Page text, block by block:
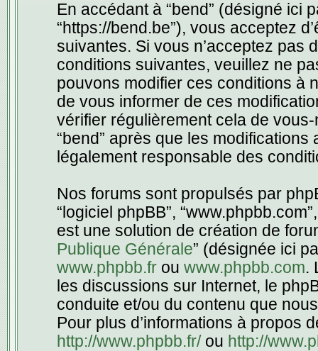
En accédant à “bend” (désigné ici
“https://bend.be”), vous acceptez
suivantes. Si vous n’acceptez pas
conditions suivantes, veuillez ne
pouvons modifier ces conditions à
de vous informer de ces
vérifier régulièrement cela de
“bend” après que les
légalement responsable des
Nos forums sont propulsés par
“logiciel phpBB”,
est une solution de création de
Publique Générale” (désignée ici
www.phpbb.frou www.phpbb.com.
les discussions sur Internet, le
conduite et/ou du contenu que
Pour plus d’informations à propos
http://www.phpbb.fr/ou http://